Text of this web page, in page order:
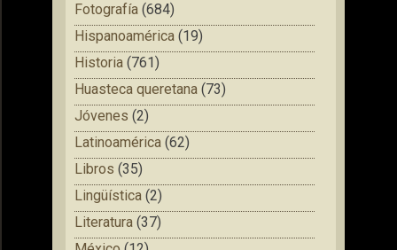
Fotografía (684)
Hispanoamérica (19)
Historia (761)
Huasteca queretana (73)
Jóvenes (2)
Latinoamérica (62)
Libros (35)
Lingüística (2)
Literatura (37)